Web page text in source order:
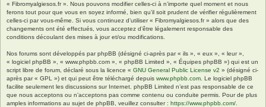
« Fibromyalgiesos.fr ». Nous pouvons modifier celles-ci à n’importe quel moment et nous
ferons tout pour que vous en soyez informé, bien qu’il soit prudent de vérifier régulièrement
celles-ci par vous-même. Si vous continuez d’utiliser « Fibromyalgiesos.fr » alors que des
changements ont été effectués, vous acceptez d’être légalement responsable des
conditions découlant des mises à jour et/ou modifications.
Nos forums sont développés par phpBB (désigné ci-après par « ils », « eux », « leur »,
« logiciel phpBB », « www.phpbb.com », « phpBB Limited », « Équipes phpBB ») qui est un
script libre de forum, déclaré sous la licence « GNU General Public License v2 » (désigné ci-
après par « GPL ») et qui peut être téléchargé depuis www.phpbb.com . Le logiciel phpBB
facilite seulement les discussions sur Internet. phpBB Limited n’est pas responsable de ce
que nous acceptons ou n’acceptons pas comme contenu ou conduite permis. Pour de plus
amples informations au sujet de phpBB, veuillez consulter : https://www.phpbb.com/